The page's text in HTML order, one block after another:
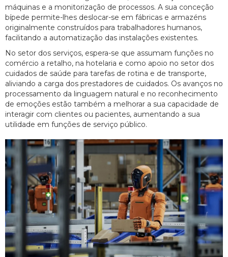
máquinas e a monitorização de processos. A sua conceção
bípede permite-lhes deslocar-se em fábricas e armazéns
originalmente construídos para trabalhadores humanos,
facilitando a automatização das instalações existentes.
No setor dos serviços, espera-se que assumam funções no
comércio a retalho, na hotelaria e como apoio no setor dos
cuidados de saúde para tarefas de rotina e de transporte,
aliviando a carga dos prestadores de cuidados. Os avanços no
processamento da linguagem natural e no reconhecimento
de emoções estão também a melhorar a sua capacidade de
interagir com clientes ou pacientes, aumentando a sua
utilidade em funções de serviço público.